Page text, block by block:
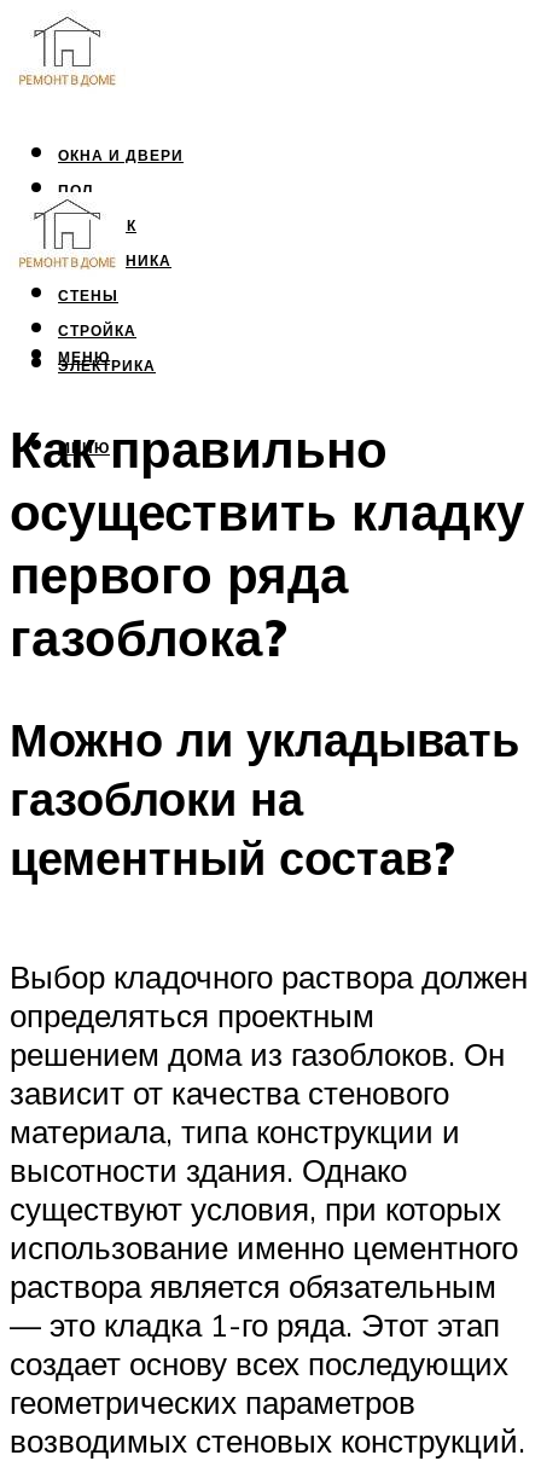
ОКНА И ДВЕРИ
ПОЛ
ПОТОЛОК
САНТЕХНИКА
СТЕНЫ
СТРОЙКА
ЭЛЕКТРИКА
МЕНЮ
МЕНЮ
Как правильно
осуществить кладку
первого ряда
газоблока?
Можно ли укладывать
газоблоки на
цементный состав?
Выбор кладочного раствора должен
определяться проектным
решением дома из газоблоков. Он
зависит от качества стенового
материала, типа конструкции и
высотности здания. Однако
существуют условия, при которых
использование именно цементного
раствора является обязательным
— это кладка 1-го ряда. Этот этап
создает основу всех последующих
геометрических параметров
возводимых стеновых конструкций.